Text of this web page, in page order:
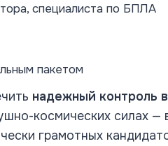
специалиста по БПЛА
пакетом
надежный контроль
космических силах —
грамотных